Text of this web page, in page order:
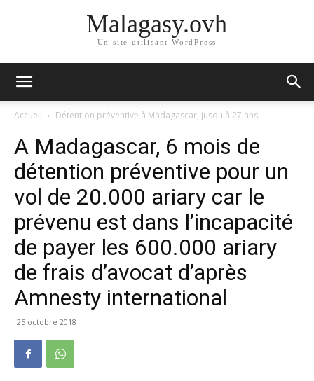
Malagasy.ovh
Un site utilisant WordPress
Accueil Détention préventive à Madagascar, jusqu'à 27 ans
A Madagascar, 6 mois de
détention préventive pour un
vol de 20.000 ariary car le
prévenu est dans l’incapacité
de payer les 600.000 ariary
de frais d’avocat d’après
Amnesty international
25 octobre 2018